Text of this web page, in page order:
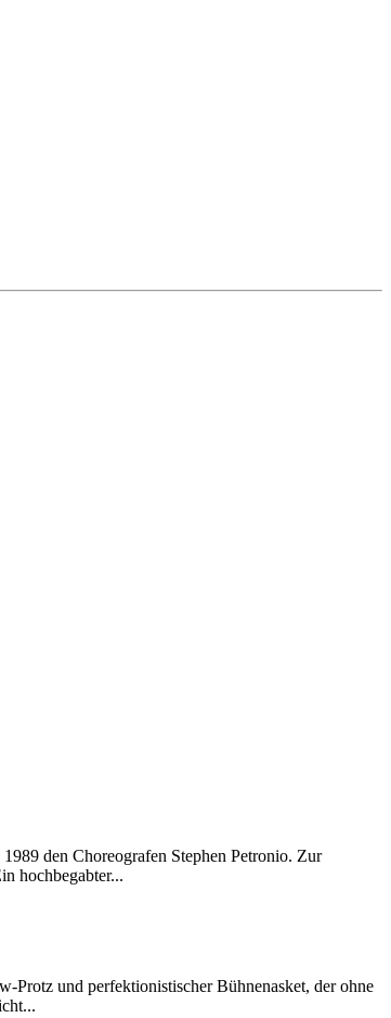
den Choreografen Stephen Petronio. Zur
hochbegabter...
Protz und perfektionistischer Bühnenasket, der ohne